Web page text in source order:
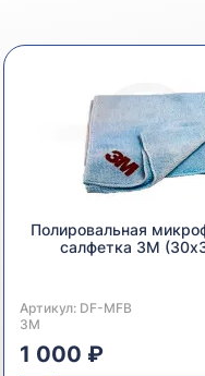
Полировальная
салфетка 3M
Артикул: DF-MFB
Производитель:
3M
1 000 ₽